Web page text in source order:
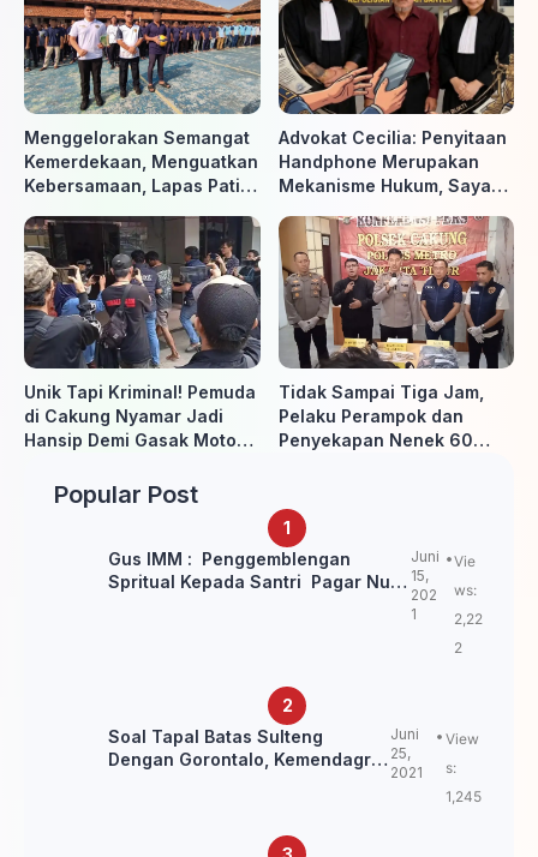
Menggelorakan Semangat
Kemerdekaan, Menguatkan
Kebersamaan, Lapas Pati
ke-81 RI, Warga Binaan
Antusias Ikuti Berbagai
Perlombaan
Advokat Cecilia: Penyitaan
Handphone Merupakan
Mekanisme Hukum, Saya
Diminta Penyidik dan Tidak
perlu takut
Unik Tapi Kriminal! Pemuda
di Cakung Nyamar Jadi
Hansip Demi Gasak Motor
Tidak Sampai Tiga Jam,
Pelaku Perampok dan
Penyekapan Nenek 60
Popular Post
Gus IMM : Penggemblengan
Spritual Kepada Santri Pagar Nusa
Juni
15,
202
1
Vie
ws:
2,22
2
Soal Tapal Batas Sulteng
Dengan Gorontalo, Kemendagri:
Juni
25,
2021
View
s:
1,245